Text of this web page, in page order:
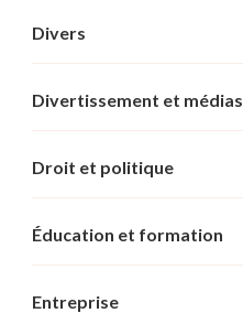
Divers
Divertissement et médias
Droit et politique
Éducation et formation
Entreprise